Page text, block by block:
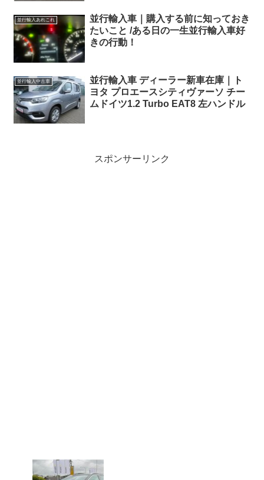
並行輸入あれこれ
並行輸入車｜購入する前に知っておき
たいこと /ある日の一生並行輸入車好
きの行動！
並行輸入中古車
並行輸入車 ディーラー新車在庫｜ト
ヨタ プロエースシティヴァーソ チー
ムドイツ1.2 Turbo EAT8 左ハンドル
スポンサーリンク